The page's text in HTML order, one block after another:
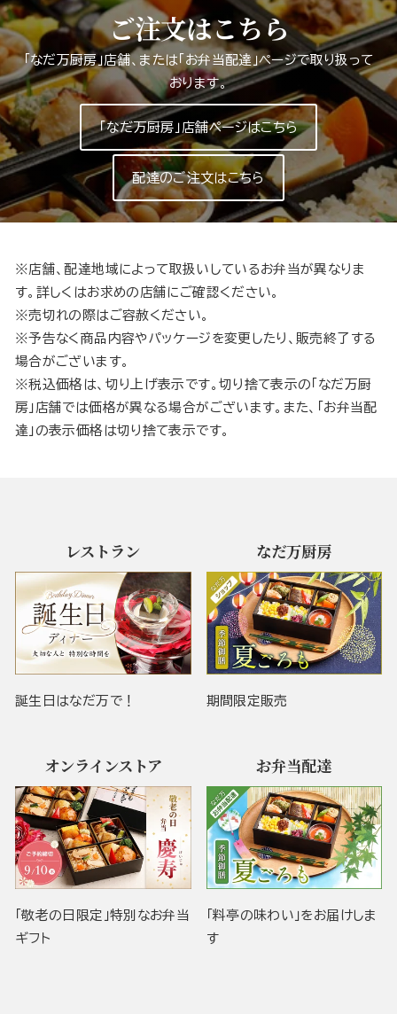
ご注文はこちら
「なだ万厨房」店舗、または「お弁当配達」ページで取り扱って
おります。
「なだ万厨房」店舗ページはこちら
配達のご注文はこちら
※店舗、配達地域によって取扱いしているお弁当が異なりま
す。詳しくはお求めの店舗にご確認ください。
※売切れの際はご容赦ください。
※予告なく商品内容やパッケージを変更したり、販売終了する
場合がございます。
※税込価格は、切り上げ表示です。切り捨て表示の「なだ万厨
房」店舗では価格が異なる場合がございます。また、「お弁当配
達」の表示価格は切り捨て表示です。
レストラン
誕生日はなだ万で！
なだ万厨房
期間限定販売
オンラインストア
「敬老の日限定」特別なお弁当
ギフト
お弁当配達
「料亭の味わい」をお届けしま
す